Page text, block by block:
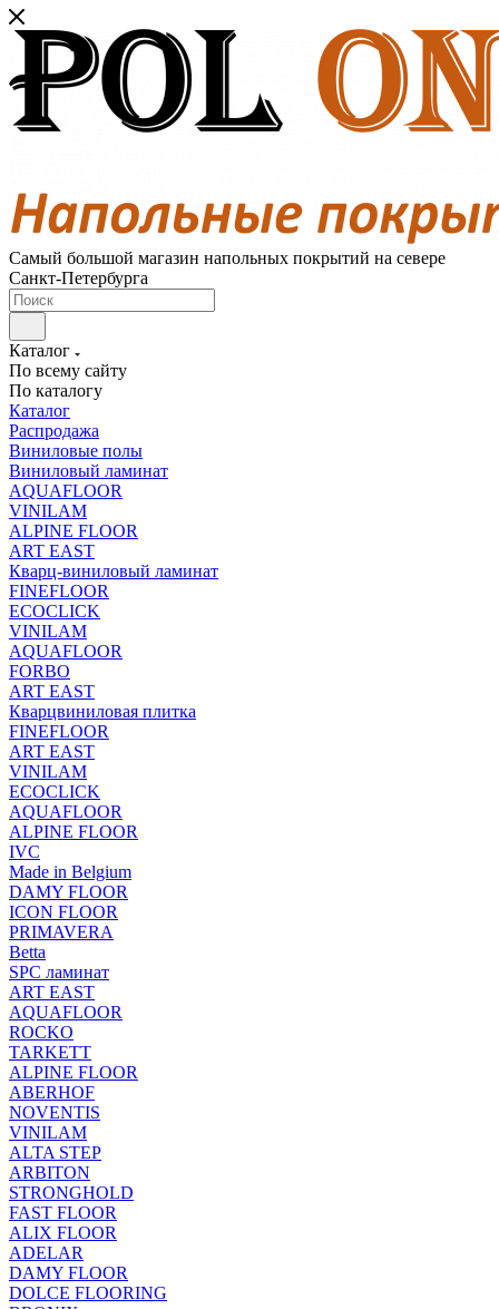
Самый большой магазин напольных покрытий на севере
Санкт-Петербурга
Каталог
По всему сайту
По каталогу
Каталог
Распродажа
Виниловые полы
Виниловый ламинат
AQUAFLOOR
VINILAM
ALPINE FLOOR
ART EAST
Кварц-виниловый ламинат
FINEFLOOR
ECOCLICK
VINILAM
AQUAFLOOR
FORBO
ART EAST
Кварцвиниловая плитка
FINEFLOOR
ART EAST
VINILAM
ECOCLICK
AQUAFLOOR
ALPINE FLOOR
IVC
Made in Belgium
DAMY FLOOR
ICON FLOOR
PRIMAVERA
Betta
SPC ламинат
ART EAST
AQUAFLOOR
ROCKO
TARKETT
ALPINE FLOOR
ABERHOF
NOVENTIS
VINILAM
ALTA STEP
ARBITON
STRONGHOLD
FAST FLOOR
ALIX FLOOR
ADELAR
DAMY FLOOR
DOLCE FLOORING